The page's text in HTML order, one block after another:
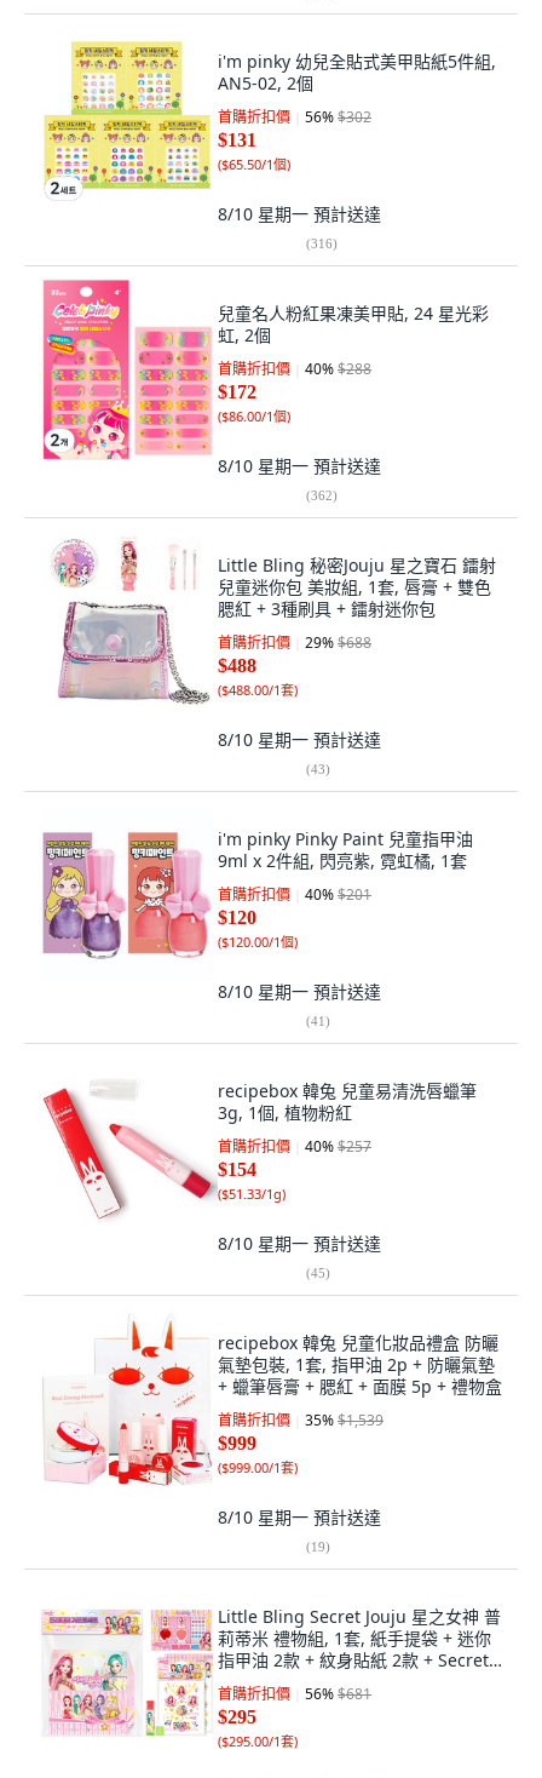
i'm pinky 幼兒全貼式美甲貼紙5件組,
AN5-02, 2個
首購折扣價 56%$302
$131
($65.50/1個)
8/10 星期一 預計送達
(316)
兒童名人粉紅果凍美甲貼, 24 星光彩
虹, 2個
首購折扣價 40%$288
$172
($86.00/1個)
8/10 星期一 預計送達
(362)
Little Bling 秘密Jouju 星之寶石 鐳射
兒童迷你包 美妝組, 1套, 唇膏 + 雙色
腮紅 + 3種刷具 + 鐳射迷你包
首購折扣價 29%$688
$488
($488.00/1套)
8/10 星期一 預計送達
(43)
i'm pinky Pinky Paint 兒童指甲油
9ml x 2件組, 閃亮紫, 霓虹橘, 1套
首購折扣價 40%$201
$120
($120.00/1個)
8/10 星期一 預計送達
(41)
recipebox 韓兔 兒童易清洗唇蠟筆
3g, 1個, 植物粉紅
首購折扣價 40%$257
$154
($51.33/1g)
8/10 星期一 預計送達
(45)
recipebox 韓兔 兒童化妝品禮盒 防曬
氣墊包裝, 1套, 指甲油 2p + 防曬氣墊
+ 蠟筆唇膏 + 腮紅 + 面膜 5p + 禮物盒
首購折扣價 35%$1,539
$999
($999.00/1套)
8/10 星期一 預計送達
(19)
Little Bling Secret Jouju 星之女神 普
莉蒂米 禮物組, 1套, 紙手提袋 + 迷你
指甲油 2款 + 紋身貼紙 2款 + Secret
Jouju 護唇膏 紅色
首購折扣價 56%$681
$295
($295.00/1套)